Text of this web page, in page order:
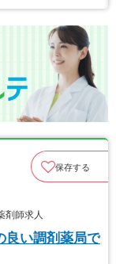
保存する
師求人
良い調剤薬局で